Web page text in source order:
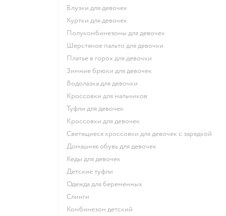
Блузки для девочек
Куртки для девочек
Полукомбинезоны для девочек
Шерстяное пальто для девочки
Платье в горох для девочки
Зимние брюки для девочек
Водолазка для девочки
Кроссовки для мальчиков
Туфли для девочек
Кроссовки для девочек
Светящиеся кроссовки для девочек с зарядкой
Домашняя обувь для девочек
Кеды для девочек
Детские туфли
Одежда для беременных
Слинги
Комбинезон детский